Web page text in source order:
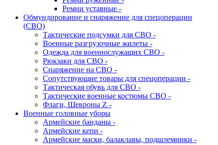
Ремни уставные -
Обмундирование и снаряжение для спецоперации
(СВО)
Тактические подсумки для СВО -
Военные разгрузочные жилеты -
Одежда для военнослужащих СВО -
Рюкзаки для СВО -
Снаряжение на СВО -
Сопутствующие товары для спецоперации -
Тактическая обувь для СВО -
Тактические военные костюмы СВО -
Флаги, Шевроны Z -
Военные головные уборы
Армейские банданы -
Армейские кепи -
Армейские маски, балаклавы, подшлемники -